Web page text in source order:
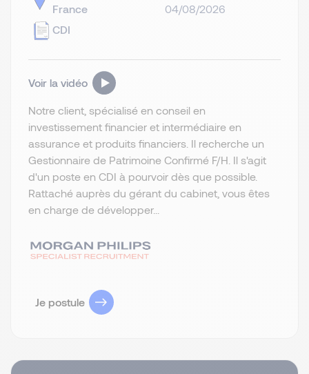
France
CDI
04/08/2026
Voir la vidéo
Notre client, spécialisé en conseil en
investissement financier et intermédiaire en
assurance et produits financiers. Il recherche un
Gestionnaire de Patrimoine Confirmé F/H. Il s'agit
d'un poste en CDI à pourvoir dès que possible.
Rattaché auprès du gérant du cabinet, vous êtes
en charge de développer...
Je postule